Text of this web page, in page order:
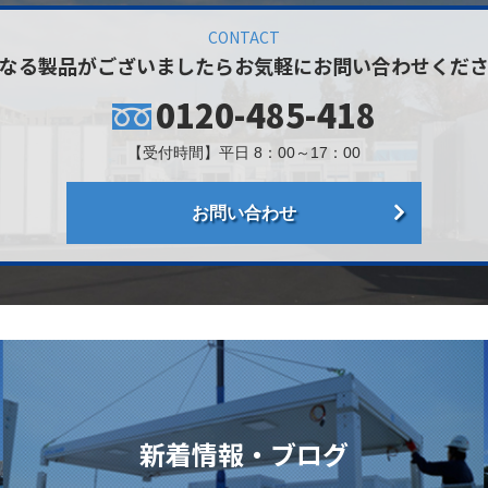
CONTACT
る製品がございましたらお気軽にお問い合わせくだ
0120-485-418
【受付時間】平日 8：00～17：00
お問い合わせ
新着情報・ブログ